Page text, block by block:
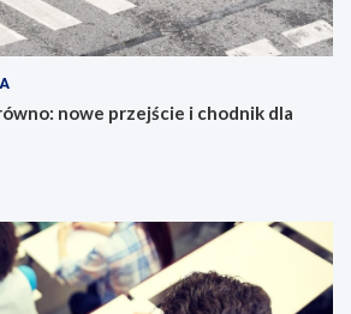
nowe przejście i chodnik dla